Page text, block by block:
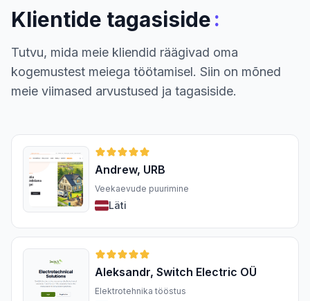
Klientide tagasiside:
Tutvu, mida meie kliendid räägivad oma
kogemustest meiega töötamisel. Siin on mõned
meie viimased arvustused ja tagasiside.
Andrew, URB
Veekaevude puurimine
Läti
Aleksandr, Switch Electric OÜ
Elektrotehnika tööstus